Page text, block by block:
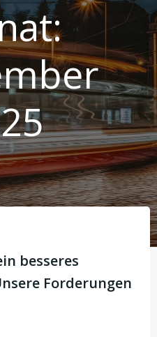
besseres
Forderungen